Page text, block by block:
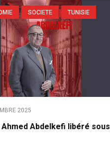
SOCIETE TUNISIE
2025
Abdelkefi libéré sous